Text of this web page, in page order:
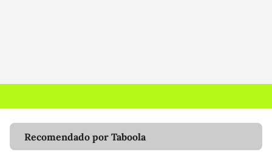
Recomendado por Taboola